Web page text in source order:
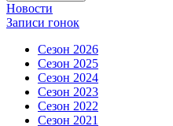
Новости
Записи гонок
Сезон 2026
Сезон 2025
Сезон 2024
Сезон 2023
Сезон 2022
Сезон 2021